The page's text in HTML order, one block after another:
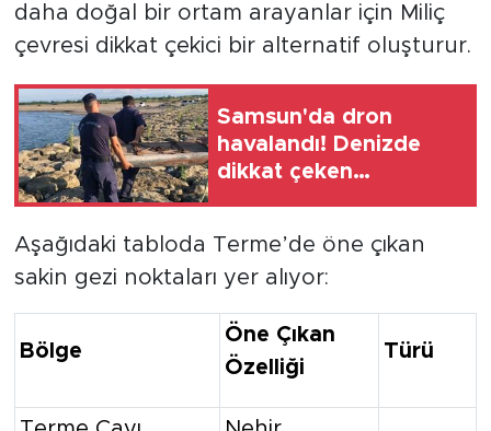
daha doğal bir ortam arayanlar için Miliç
çevresi dikkat çekici bir alternatif oluşturur.
Samsun'da dron
havalandı! Denizde
dikkat çeken
Aşağıdaki tabloda Terme’de öne çıkan
sakin gezi noktaları yer alıyor:
Bölge
Öne Çıkan
Özelliği
Türü